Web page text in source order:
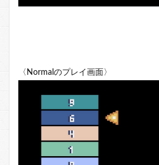
〈Normalのプレイ画面〉